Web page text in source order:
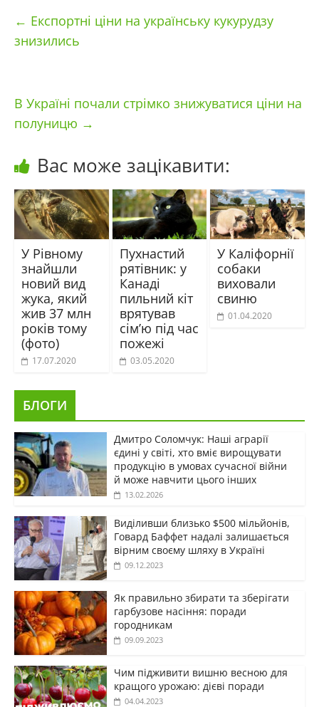
← Експортні ціни на українську кукурудзу
знизились
В Україні почали стрімко знижуватися ціни на
полуницю →
Вас може зацікавити:
У Рівному
знайшли
новий вид
жука, який
жив 37 млн
років тому
(фото)
17.07.2020
Пухнастий
рятівник: у
Канаді
пильний кіт
врятував
сім’ю під час
пожежі
03.05.2020
У Каліфорнії
собаки
виховали
свиню
01.04.2020
БЛОГИ
Дмитро Соломчук: Наші аграрії
єдині у світі, хто вміє вирощувати
продукцію в умовах сучасної війни
й може навчити цього інших
13.02.2026
Виділивши близько $500 мільйонів,
Говард Баффет надалі залишається
вірним своєму шляху в Україні
09.12.2023
Як правильно збирати та зберігати
гарбузове насіння: поради
городникам
09.09.2023
Чим підживити вишню весною для
кращого урожаю: дієві поради
04.04.2023